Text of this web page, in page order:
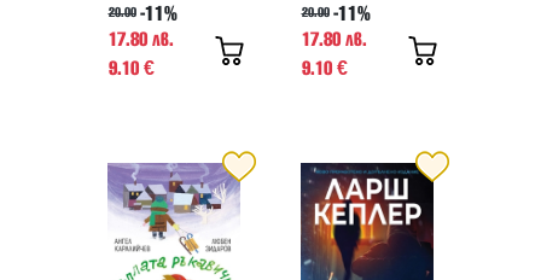
20.00 -11%
17.80 лв.
9.10 €
20.00 -11%
17.80 лв.
9.10 €